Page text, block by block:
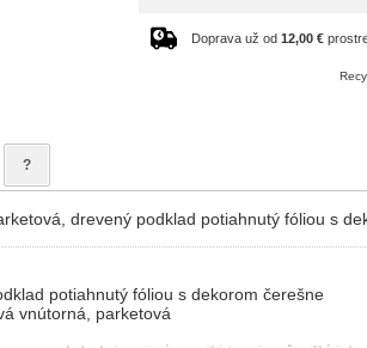
Doprava už od12,00 €
?
drevený podklad potiahnutý fóliou s
potiahnutý fóliou s dekorom čerešne
vnútorná, parketová